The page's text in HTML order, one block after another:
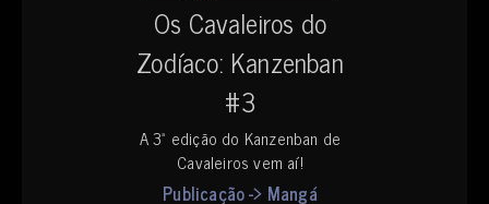
Os Cavaleiros do
Zodíaco: Kanzenban
#3
A 3ª edição do Kanzenban de
Cavaleiros vem aí!
Publicação -> Mangá